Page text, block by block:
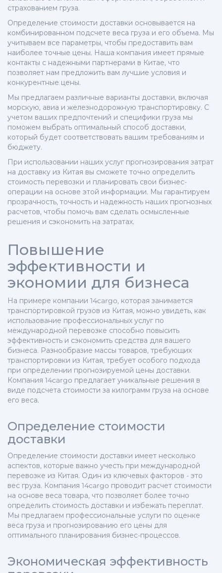
страхованием груза.
Определение стоимости доставки основывается на
комбинированном подсчете веса груза и его объема. Мы
учитываем все параметры, чтобы предоставить вам
наиболее точные цены. Наша компания имеет прямые
контакты с надежными партнерами в Китае, что
позволяет нам предложить вам лучшие условия и
конкурентные цены.
Мы предлагаем различные варианты доставки, включая
морскую, авиа и железнодорожную транспортировку. С
учетом ваших предпочтений и специфики груза мы
поможем выбрать оптимальный способ доставки,
который будет соответствовать вашим требованиям и
бюджету.
При использовании наших услуг прогнозирования затрат
на доставку из Китая вы сможете точно определить
стоимость перевозки и планировать свои бизнес-
операции на основе этой информации. Мы гарантируем
прозрачность, точность и надежность наших прогнозных
расчетов, чтобы помочь вам сделать осмысленные
решения и сэкономить на затратах.
Повышение
эффективности и
экономии для бизнеса
На примере компании 14cargo, которая занимается
транспортировкой грузов из Китая, можно увидеть, как
использование профессиональных услуг по
международной перевозке способно повысить
эффективность и сэкономить средства для вашего
бизнеса. Разнообразие массы товаров, требующих
транспортировки из Китая, требует особого подхода
при определении прогнозируемой цены доставки.
Компания 14cargo предлагает уникальные решения в
виде подсчета стоимости за килограмм груза на основе
его веса.
Определение стоимости
доставки
Определение стоимости доставки имеет несколько
аспектов, которые важно учесть при международной
перевозке из Китая. Один из ключевых факторов - это
вес груза. Компания 14cargo проводит расчет стоимости
на основе веса товара, что позволяет более точно
определить стоимость доставки и избежать переплат.
Мы предлагаем профессиональные услуги по оценке
веса груза и прогнозированию его цены для
оптимального планирования бизнес-процессов.
Экономическая эффективность